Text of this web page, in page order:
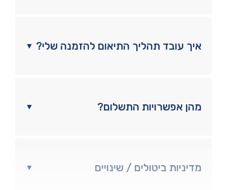
▼ איך עובד תהליך התיאום להזמנה שלי?
▼ מהן אפשרויות התשלום?
▼ מדיניות ביטולים / שינויים